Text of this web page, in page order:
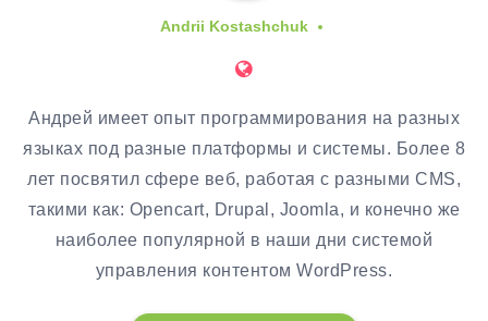
Andrii Kostashchuk
Андрей имеет опыт программирования на разных
языках под разные платформы и системы. Более 8
лет посвятил сфере веб, работая с разными CMS,
такими как: Opencart, Drupal, Joomla, и конечно же
наиболее популярной в наши дни системой
управления контентом WordPress.